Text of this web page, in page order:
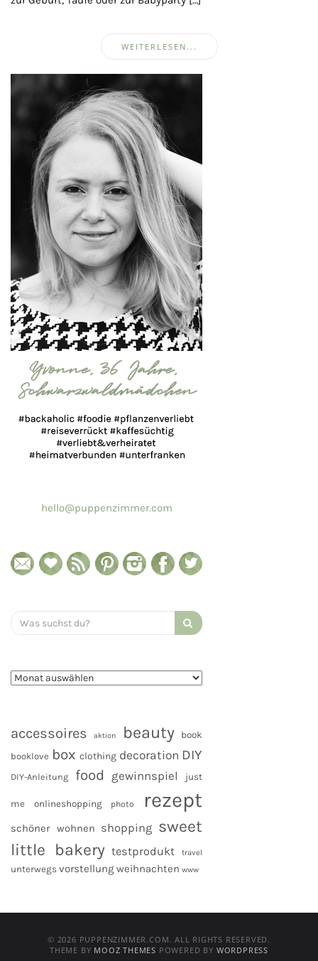
WEITERLESEN...
hello@puppenzimmer.com
Search
for:
accessoires aktion beauty
book
booklove box clothing decoration DIY
DIY-Anleitung food gewinnspiel just
me onlineshopping photo rezept
schöner wohnen shopping sweet
little bakery testprodukt travel
unterwegs vorstellung weihnachten www
© 2026 PUPPENZIMMER.COM. ALL RIGHTS RESERVED.
THEME BY MOOZ THEMES POWERED BY WORDPRESS